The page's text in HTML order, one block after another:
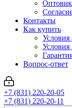
Контакты
Как купить
Условия
Условия
Вопрос-ответ
+7 (831) 220-20-05
+7 (831) 220-20-11